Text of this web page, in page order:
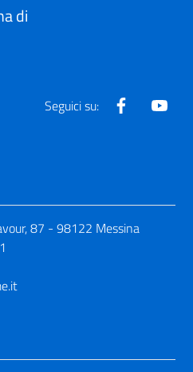
di
Seguici su: Facebook
87 - 98122 Messina